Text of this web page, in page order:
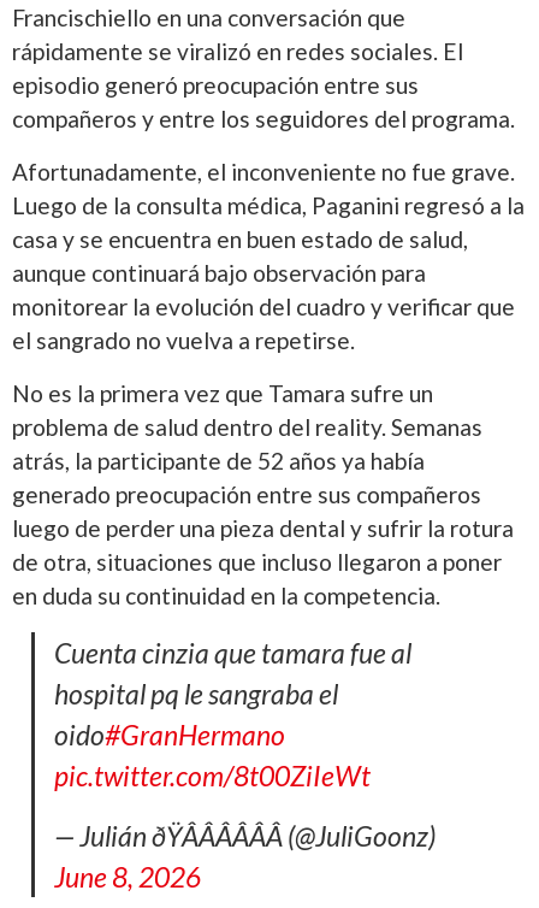
Francischiello en una conversación que
rápidamente se viralizó en redes sociales. El
episodio generó preocupación entre sus
compañeros y entre los seguidores del programa.
Afortunadamente, el inconveniente no fue grave.
Luego de la consulta médica, Paganini regresó a la
casa y se encuentra en buen estado de salud,
aunque continuará bajo observación para
monitorear la evolución del cuadro y verificar que
el sangrado no vuelva a repetirse.
No es la primera vez que Tamara sufre un
problema de salud dentro del reality. Semanas
atrás, la participante de 52 años ya había
generado preocupación entre sus compañeros
luego de perder una pieza dental y sufrir la rotura
de otra, situaciones que incluso llegaron a poner
en duda su continuidad en la competencia.
Cuenta cinzia que tamara fue al
hospital pq le sangraba el
oido#GranHermano
pic.twitter.com/8t00ZiIeWt
— Julián ðŸÂÂÂÂÂÂ (@JuliGoonz)
June 8, 2026